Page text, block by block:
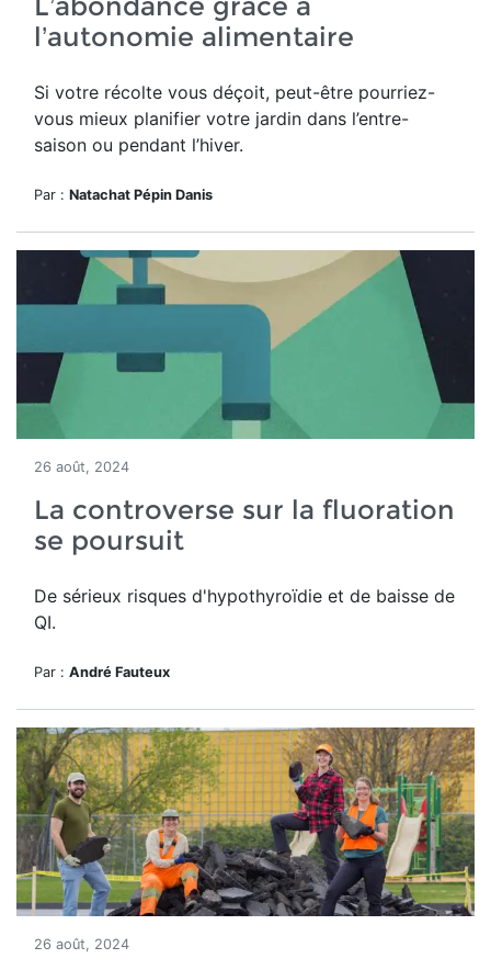
l’autonomie alimentaire
Si votre récolte vous déçoit, peut-être pourriez-
vous mieux planifier votre jardin dans l’entre-
saison ou pendant l’hiver.
Par : Natachat Pépin Danis
26 août, 2024
La controverse sur la fluoration
se poursuit
De sérieux risques d'hypothyroïdie et de baisse de
QI.
Par : André Fauteux
26 août, 2024